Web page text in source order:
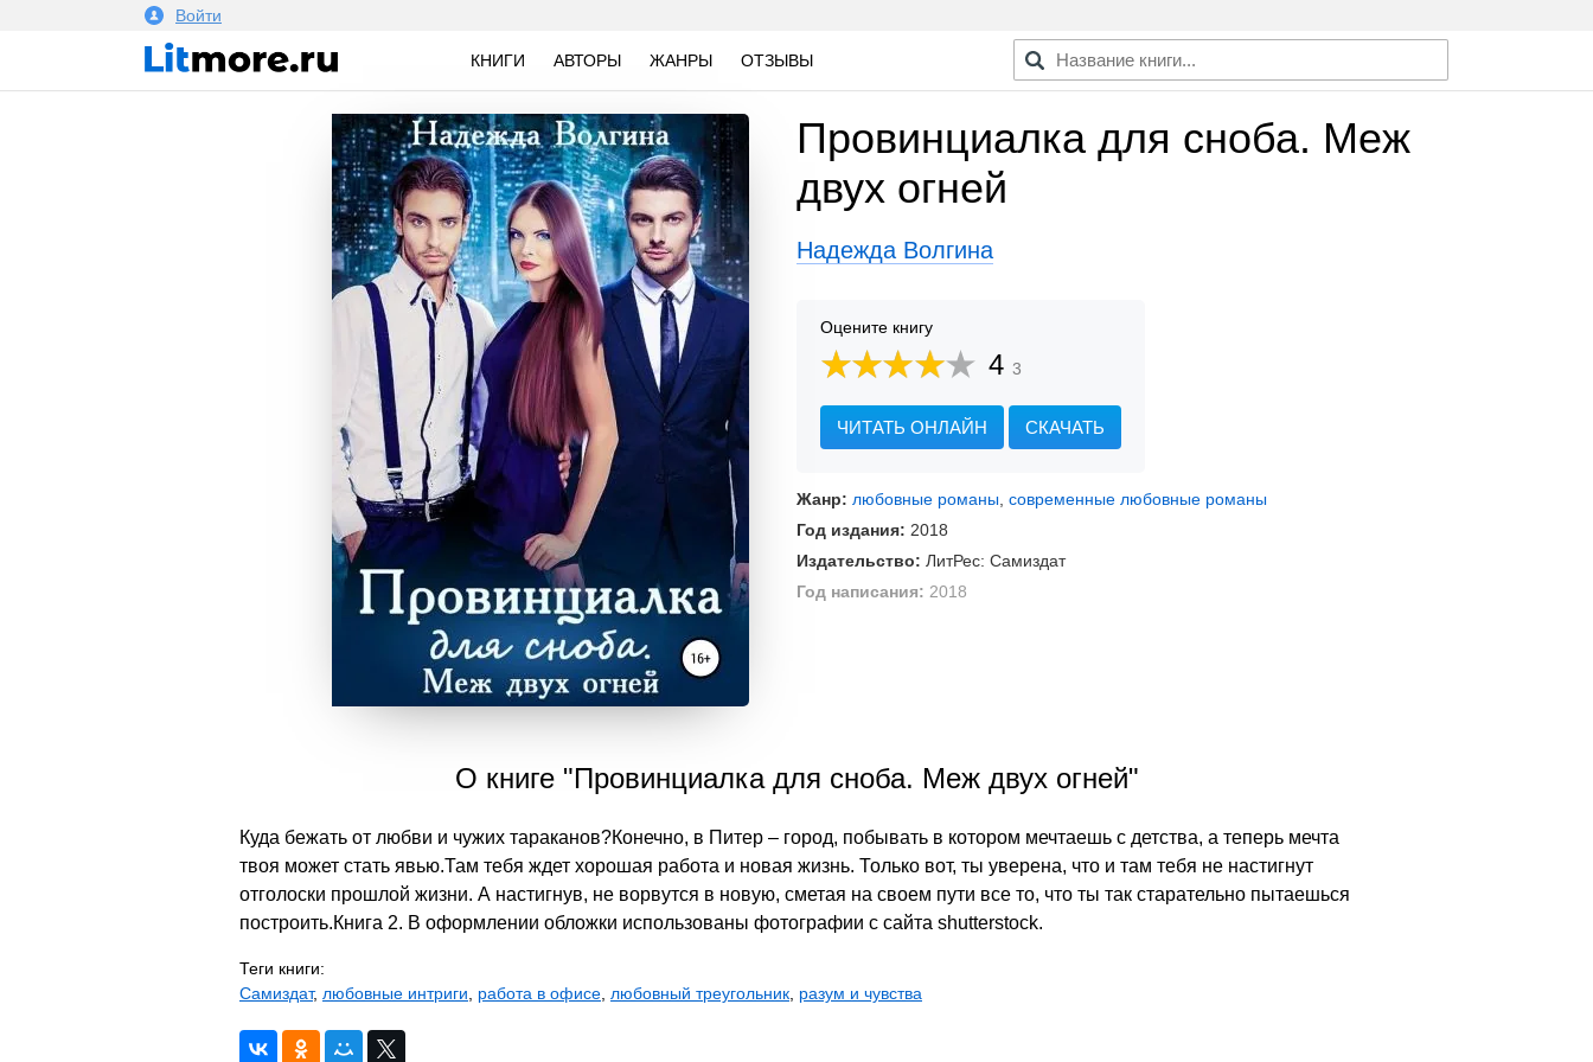
Войти
КНИГИ АВТОРЫ ЖАНРЫ ОТЗЫВЫ
Провинциалка для сноба. Меж
двух огней
Надежда Волгина
Оцените книгу
4 3
ЧИТАТЬ ОНЛАЙН СКАЧАТЬ
Жанр: любовные романы современные любовные романы
Год издания: 2018
Издательство: ЛитРес: Самиздат
Год написания: 2018
О книге "Провинциалка для сноба. Меж двух огней"
Куда бежать от любви и чужих тараканов?Конечно, в Питер – город, побывать в котором мечтаешь с детства, а теперь мечта
твоя может стать явью.Там тебя ждет хорошая работа и новая жизнь. Только вот, ты уверена, что и там тебя не настигнут
отголоски прошлой жизни. А настигнув, не ворвутся в новую, сметая на своем пути все то, что ты так старательно пытаешься
построить.Книга 2. В оформлении обложки использованы фотографии с сайта shutterstock.
Теги книги:
Самиздат, любовные интриги работа в офисе любовный треугольник разум и чувства